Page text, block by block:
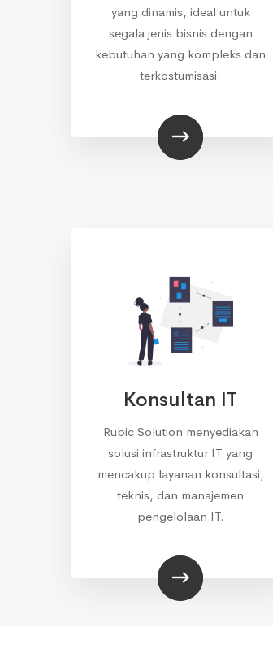
yang dinamis, ideal untuk
segala jenis bisnis dengan
kebutuhan yang kompleks dan
terkostumisasi.
Konsultan IT
Rubic Solution menyediakan
solusi infrastruktur IT yang
mencakup layanan konsultasi,
teknis, dan manajemen
pengelolaan IT.